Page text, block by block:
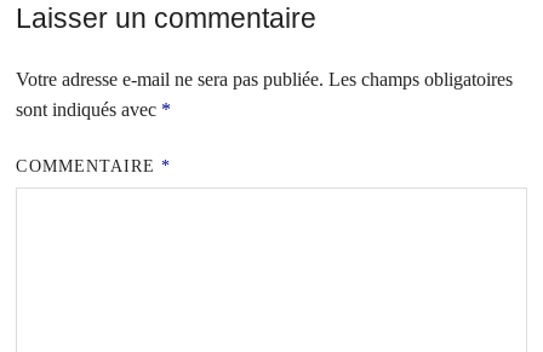
Laisser un commentaire
Votre adresse e-mail ne sera pas publiée. Les champs obligatoires
sont indiqués avec *
COMMENTAIRE*